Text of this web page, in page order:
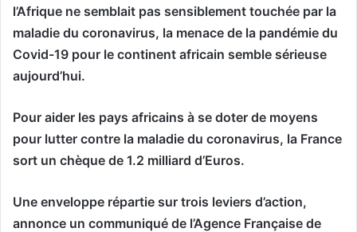
l’Afrique ne semblait pas sensiblement touchée par la
maladie du coronavirus, la menace de la pandémie du
Covid-19 pour le continent africain semble sérieuse
aujourd’hui.
Pour aider les pays africains à se doter de moyens
pour lutter contre la maladie du coronavirus, la France
sort un chèque de 1.2 milliard d’Euros.
Une enveloppe répartie sur trois leviers d’action,
annonce un communiqué de l’Agence Française de